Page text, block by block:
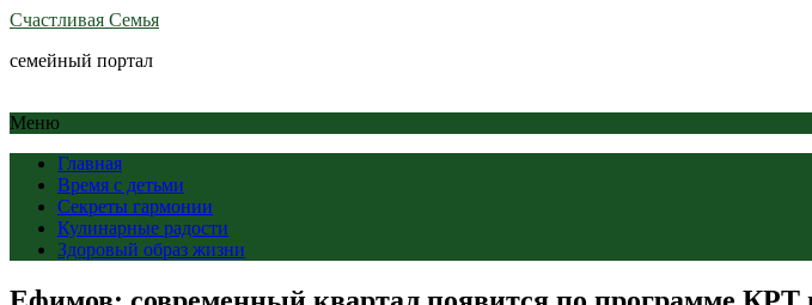
Счастливая Семья
семейный портал
Меню
Главная
Время с детьми
Секреты гармонии
Кулинарные радости
Здоровый образ жизни